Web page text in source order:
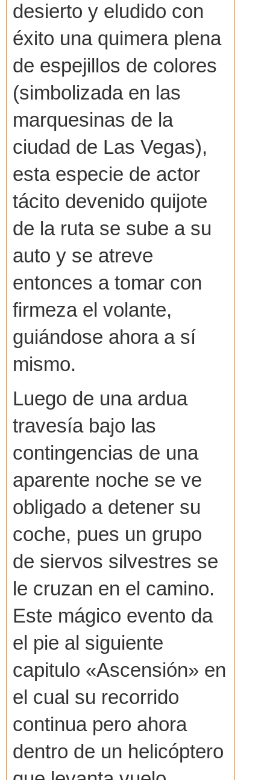
desierto y eludido con
éxito una quimera plena
de espejillos de colores
(simbolizada en las
marquesinas de la
ciudad de Las Vegas),
esta especie de actor
tácito devenido quijote
de la ruta se sube a su
auto y se atreve
entonces a tomar con
firmeza el volante,
guiándose ahora a sí
mismo.
Luego de una ardua
travesía bajo las
contingencias de una
aparente noche se ve
obligado a detener su
coche, pues un grupo
de siervos silvestres se
le cruzan en el camino.
Este mágico evento da
el pie al siguiente
capitulo «Ascensión» en
el cual su recorrido
continua pero ahora
dentro de un helicóptero